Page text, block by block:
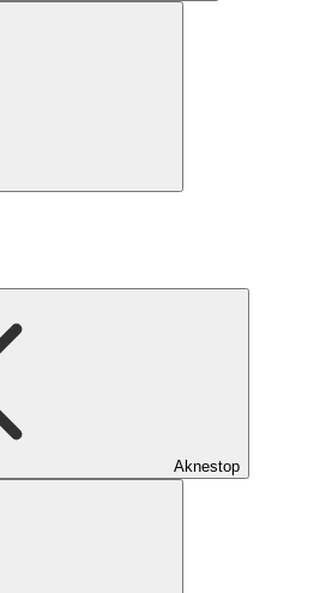
Aknestop